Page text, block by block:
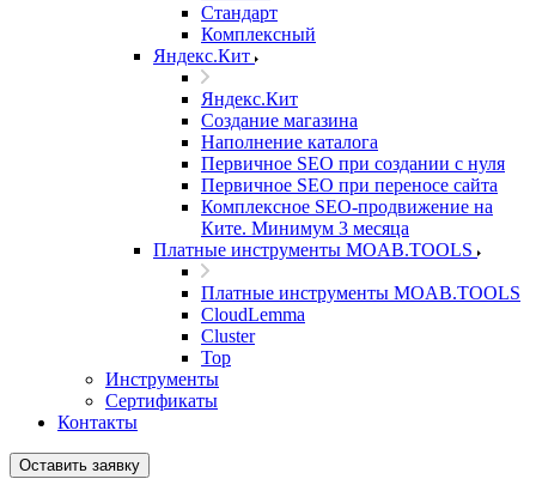
Стандарт
Комплексный
Яндекс.Кит
Яндекс.Кит
Создание магазина
Наполнение каталога
Первичное SEO при создании с нуля
Первичное SEO при переносе сайта
Комплексное SEO-продвижение на
Ките. Минимум 3 месяца
Платные инструменты MOAB.TOOLS
Платные инструменты MOAB.TOOLS
CloudLemma
Cluster
Top
Инструменты
Сертификаты
Контакты
Оставить заявку